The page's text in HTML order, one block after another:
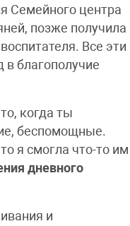
Семейного центра
позже получила
Все эти
благополучие
когда ты
беспомощные.
я смогла что-то им
дневного
и